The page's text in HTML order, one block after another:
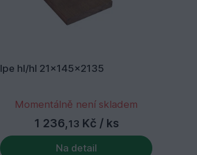
Ipe hl/hl 21x145x2135
Momentálně není skladem
1 236,13 Kč / ks
Na detail